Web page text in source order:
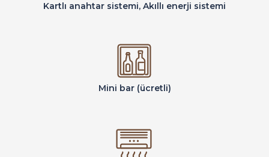
Kartlı anahtar sistemi, Akıllı enerji sistemi
Mini bar (ücretli)